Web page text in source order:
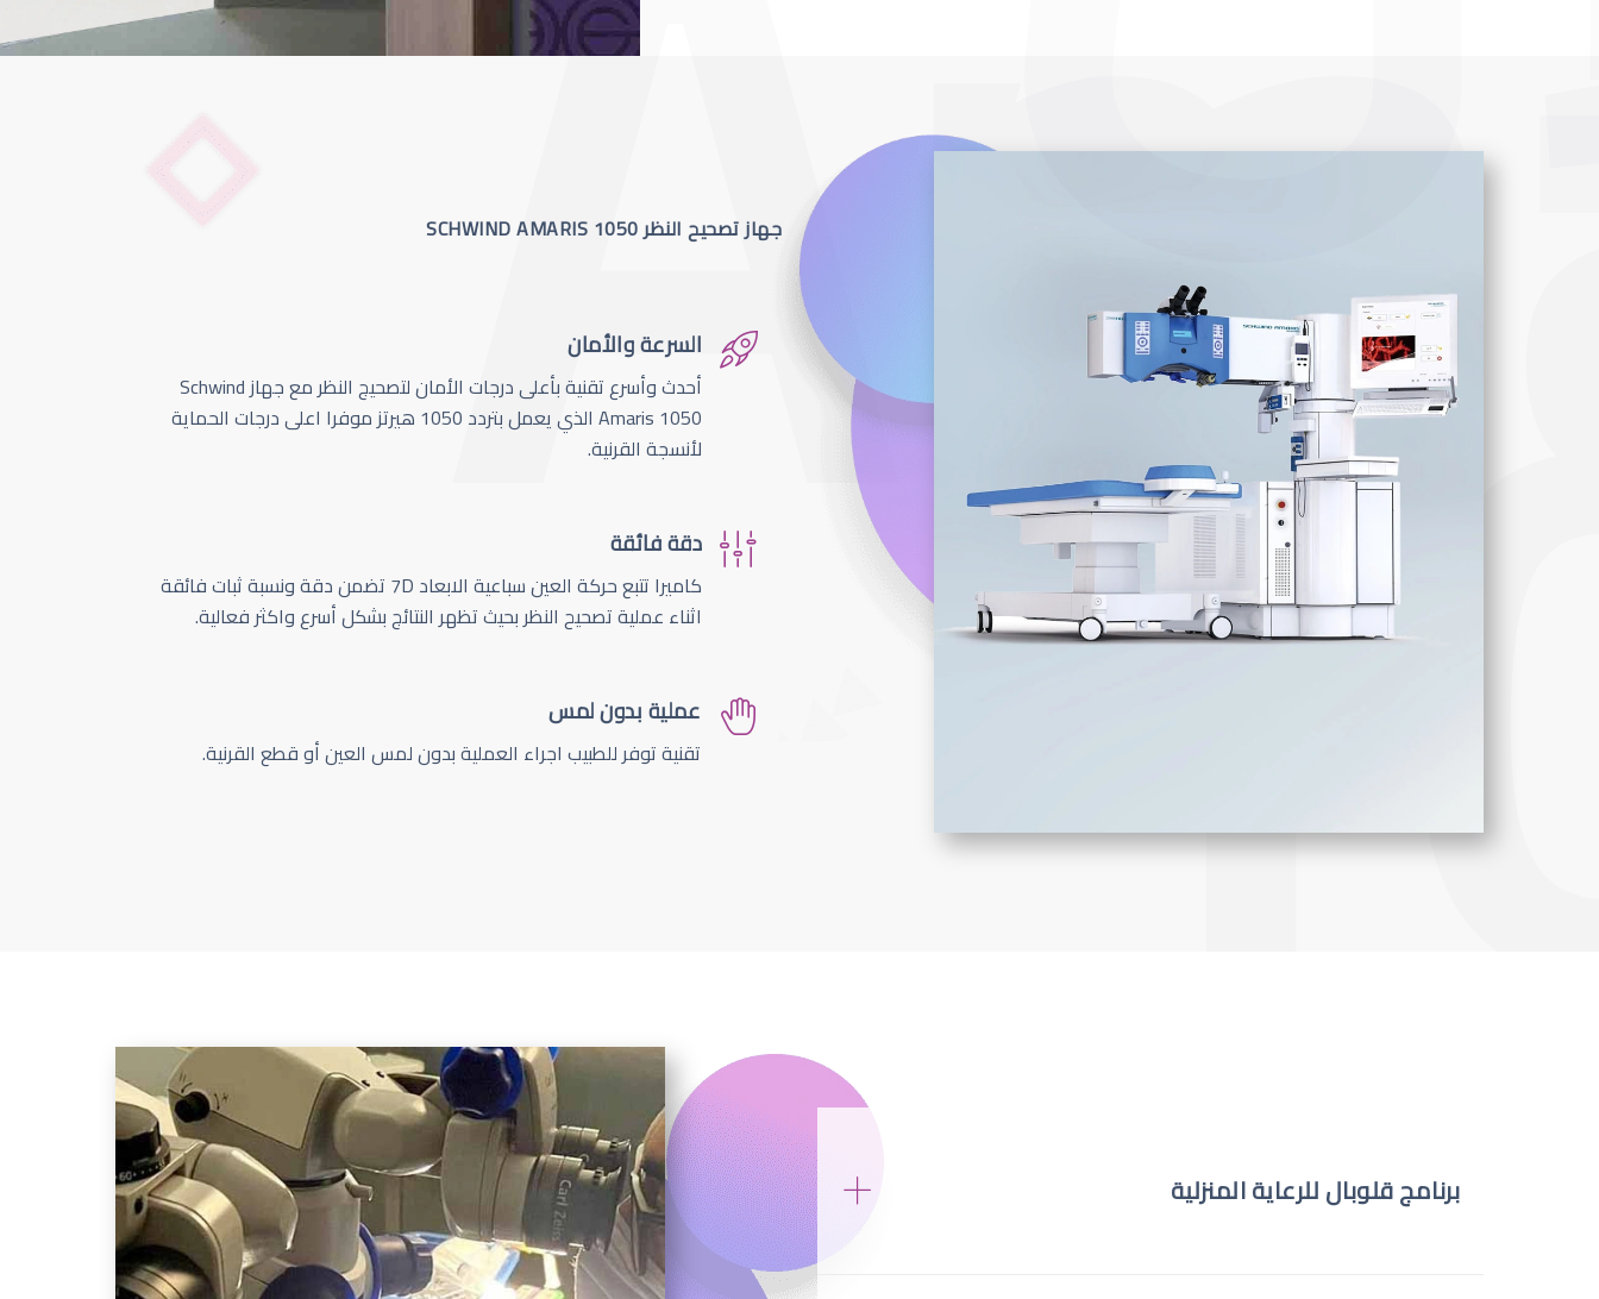
جهاز تصحيح النظر SCHWIND AMARIS 1050
السرعة والأمان
أحدث وأسرع تقنية بأعلى درجات الأمان لتصحيج النظر مع جهاز Schwind
Amaris 1050 الذي يعمل بتردد 1050 هيرتز موفرا اعلى درجات الحماية
لأنسجة القرنية.
دقة فائقة
كاميرا تتبع حركة العين سباعية الابعاد 7D تضمن دقة ونسبة ثبات فائقة
اثناء عملية تصحيح النظر بحيث تظهر النتائج بشكل أسرع واكثر فعالية.
عملية بدون لمس
تقنية توفر للطبيب اجراء العملية بدون لمس العين أو قطع القرنية.
برنامج قلوبال للرعاية المنزلية